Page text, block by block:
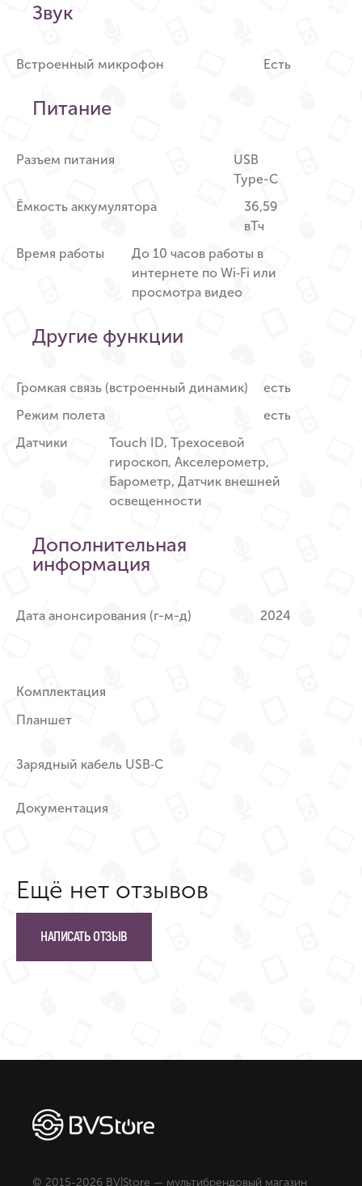
Звук
Встроенный микрофон Есть
Питание
Разъем питания
USB
Type-C
Ёмкость аккумулятора
36,59
вТч
Время работы
До 10 часов работы в
интернете по Wi‑Fi или
просмотра видео
Другие функции
Громкая связь (встроенный динамик)
есть
Режим полета
есть
Датчики
Touch ID, Трехосевой
гироскоп, Акселерометр,
Барометр, Датчик внешней
освещенности
Дополнительная
информация
Дата анонсирования (г-м-д) 2024
Комплектация
Планшет
Зарядный кабель USB‑C
Документация
Ещё нет отзывов
НАПИСАТЬ ОТЗЫВ
© 2015-2026 BV|Store — мультибрендовый магазин